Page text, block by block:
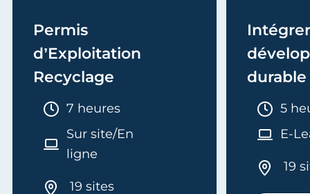
Permis
d’Exploitation
Recyclage
Durée :
7 heures
Sur site/En
ligne
19 sites
durable
5
E-
19